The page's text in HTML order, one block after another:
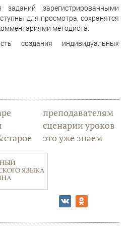
заданий зарегистрированными
для просмотра, сохранятся
методиста.
создания индивидуальных
преподавателям
сценарии уроков
это уже знаем